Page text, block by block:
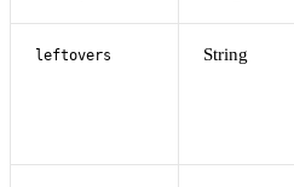
leftovers String